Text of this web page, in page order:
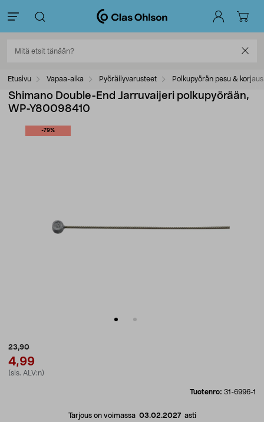
Etusivu Vapaa-aika Pyöräilyvarusteet Polkupyörän pesu & korjaus
Shimano Double-End Jarruvaijeri polkupyörään,
WP-Y80098410
-79%
23,90
4,99
(sis. ALV:n)
Tuotenro: 31-6996-1
Tarjous on voimassa 03.02.2027asti